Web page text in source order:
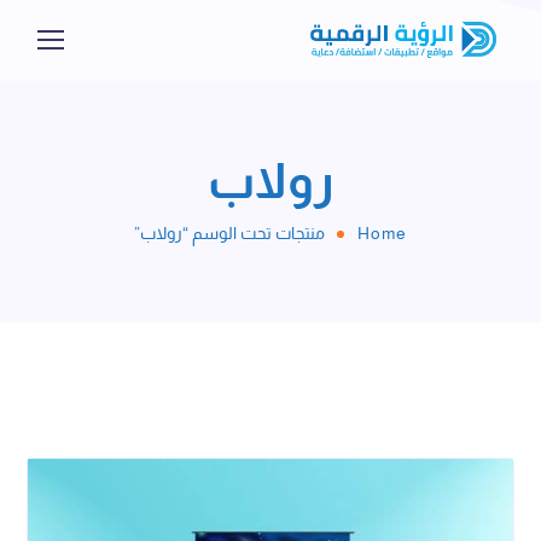
رولاب
Home منتجات تحت الوسم “رولاب”